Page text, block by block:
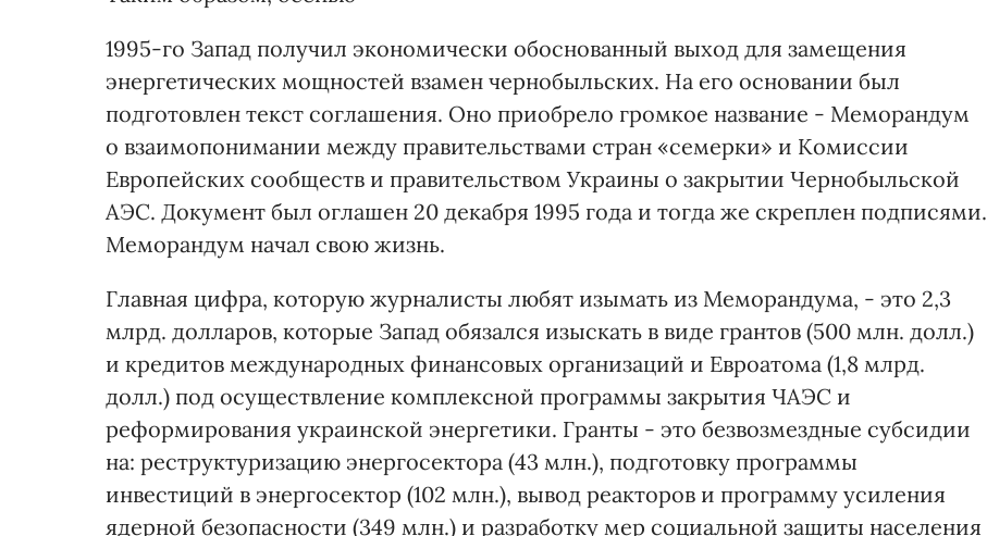
1995-го Запад получил экономически обоснованный выход для замещения
энергетических мощностей взамен чернобыльских. На его основании был
подготовлен текст соглашения. Оно приобрело громкое название - Меморандум
о взаимопонимании между правительствами стран «семерки» и Комиссии
Европейских сообществ и правительством Украины о закрытии Чернобыльской
АЭС. Документ был оглашен 20 декабря 1995 года и тогда же скреплен подписями.
Меморандум начал свою жизнь.
Главная цифра, которую журналисты любят изымать из Меморандума, - это 2,3
млрд. долларов, которые Запад обязался изыскать в виде грантов (500 млн. долл.)
и кредитов международных финансовых организаций и Евроатома (1,8 млрд.
долл.) под осуществление комплексной программы закрытия ЧАЭС и
реформирования украинской энергетики. Гранты - это безвозмездные субсидии
на: реструктуризацию энергосектора (43 млн.), подготовку программы
инвестиций в энергосектор (102 млн.), вывод реакторов и программу усиления
ядерной безопасности (349 млн.) и разработку мер социальной защиты населения